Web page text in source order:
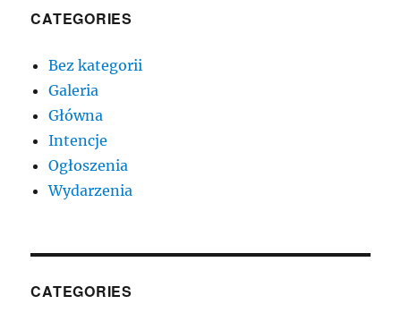
CATEGORIES
Bez kategorii
Galeria
Główna
Intencje
Ogłoszenia
Wydarzenia
CATEGORIES